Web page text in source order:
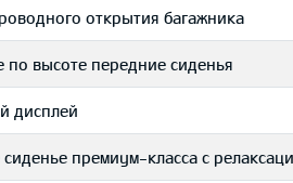
открытия багажника
по высоте передние сиденья
дисплей
премиум-класса с